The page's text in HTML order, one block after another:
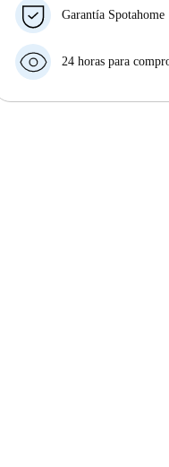
Garantía Spotahome
horas previas a la fecha
el hotel hasta que
24 horas para